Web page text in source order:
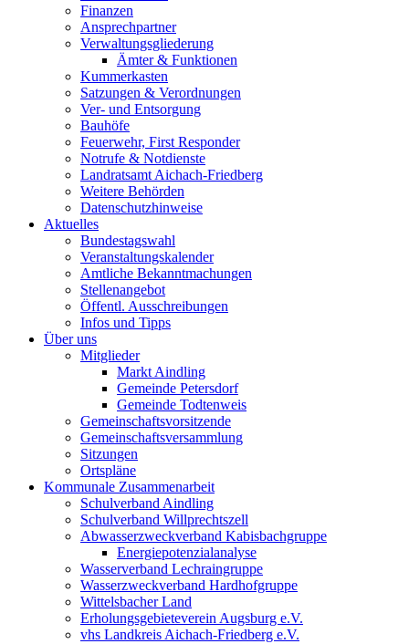
Finanzen
Ansprechpartner
Verwaltungsgliederung
Ämter & Funktionen
Kummerkasten
Satzungen & Verordnungen
Ver- und Entsorgung
Bauhöfe
Feuerwehr, First Responder
Notrufe & Notdienste
Landratsamt Aichach-Friedberg
Weitere Behörden
Datenschutzhinweise
Aktuelles
Bundestagswahl
Veranstaltungskalender
Amtliche Bekanntmachungen
Stellenangebot
Öffentl. Ausschreibungen
Infos und Tipps
Über uns
Mitglieder
Markt Aindling
Gemeinde Petersdorf
Gemeinde Todtenweis
Gemeinschaftsvorsitzende
Gemeinschaftsversammlung
Sitzungen
Ortspläne
Kommunale Zusammenarbeit
Schulverband Aindling
Schulverband Willprechtszell
Abwasserzweckverband Kabisbachgruppe
Energiepotenzialanalyse
Wasserverband Lechraingruppe
Wasserzweckverband Hardhofgruppe
Wittelsbacher Land
Erholungsgebieteverein Augsburg e.V.
vhs Landkreis Aichach-Friedberg e.V.